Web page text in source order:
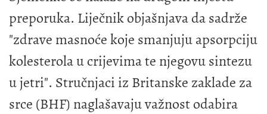
preporuka. Liječnik objašnjava da sadrže
"zdrave masnoće koje smanjuju apsorpciju
kolesterola u crijevima te njegovu sintezu
u jetri". Stručnjaci iz Britanske zaklade za
srce (BHF) naglašavaju važnost odabira